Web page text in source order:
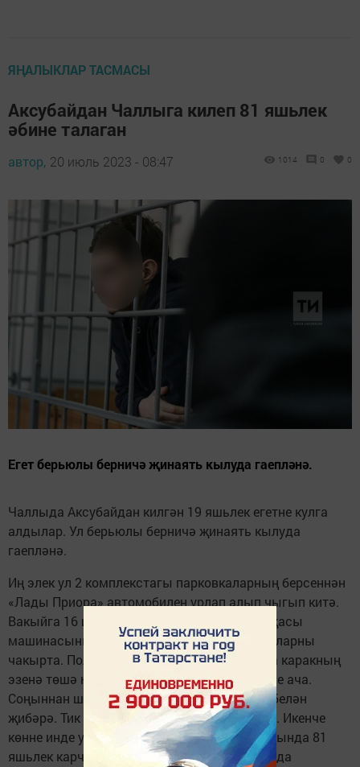
ЯҢАЛЫКЛАР ТАСМАСЫ
Аксубайдан Чаллыга килеп 81 яшьлек
әбине талаган
автор, 20 июль 2023 - 08:47 1014 0 0
Егет берьюлы берничә җинаять кылуда гаепләнә.
Чаллыда Аксубайдан килгән 19 яшьлек егетне кулга
алдылар. Ул берьюлы берничә җинаять кылуда
гаепләнә.
Иң элек ул 2 комплекстагы парковкаларның берсеннән
«Лады Приора» автомобилен урлап алып чыгып китә.
Вакыйга 16 июль көнне була. Транспорт хуҗасы
машинасының юклыгын күреп хокук сакчыларны
чакырта. Полиция хезмәткәрләре тиз арада каракның
эзенә төшә һәм аны тоткарлап, җинаять эше ача.
Соңыннан шәһәрдән читкә чыкмау таләбе белән
җибәрә. Тик егет кырын эшләрен дәвам итә. Икенче
көнне инде ул 1 комплекстагы шифаханә янында 81
яшьлек карчыкның сумкасын талап ала. Анда